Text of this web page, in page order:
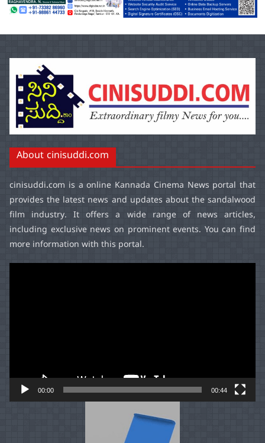
About cinisuddi.com
cinisuddi.com is a online Kannada Cinema News portal that
provides the latest news and updates about the sandalwood
film industry. It offers a wide range of news articles,
including exclusive news on prominent events. You can find
more information with this portal.
00:00 00:44